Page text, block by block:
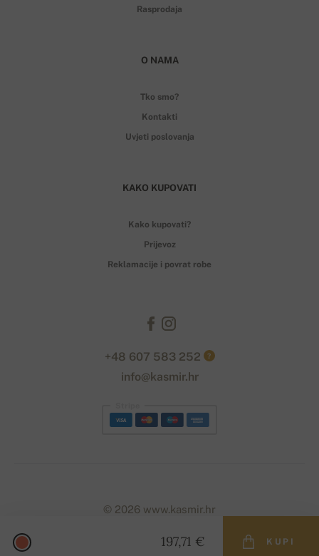
197,71 € KUPI
Rasprodaja
O NAMA
Tko smo?
Kontakti
Uvjeti poslovanja
KAKO KUPOVATI
Kako kupovati?
Prijevoz
Reklamacije i povrat robe
+48 607 583 252 ?
info@kasmir.hr
© 2026 www.kasmir.hr
. | Powered by .